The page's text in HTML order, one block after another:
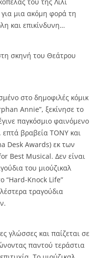
μια ακόμη φορά τη
και επικίνδυνη…
σκηνή του Θεάτρου
στο δημοφιλές κόμικ
Annie”, ξεκίνησε το
παγκόσμιο φαινόμενο
βραβεία TONY και
Desk Awards) εκ των
Best Musical. Δεν είναι
του μιούζικαλ
“Hard-Knock Life”
τραγούδια
γλώσσες και παίζεται σε
παντού τεράστια